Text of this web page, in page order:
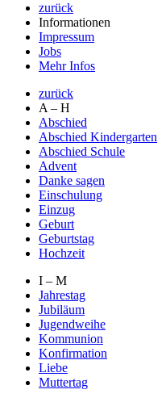
zurück
Informationen
Impressum
Jobs
Mehr Infos
zurück
A – H
Abschied
Abschied Kindergarten
Abschied Schule
Advent
Danke sagen
Einschulung
Einzug
Geburt
Geburtstag
Hochzeit
I – M
Jahrestag
Jubiläum
Jugendweihe
Kommunion
Konfirmation
Liebe
Muttertag